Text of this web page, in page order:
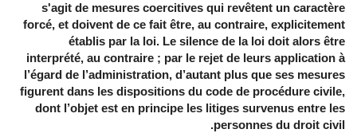
s'agit de mesures coercitives qui revêtent un caractère
forcé, et doivent de ce fait être, au contraire, explicitement
établis par la loi. Le silence de la loi doit alors être
interprété, au contraire ; par le rejet de leurs application à
l’égard de l’administration, d’autant plus que ses mesures
figurent dans les dispositions du code de procédure civile,
dont l’objet est en principe les litiges survenus entre les
personnes du droit civil.